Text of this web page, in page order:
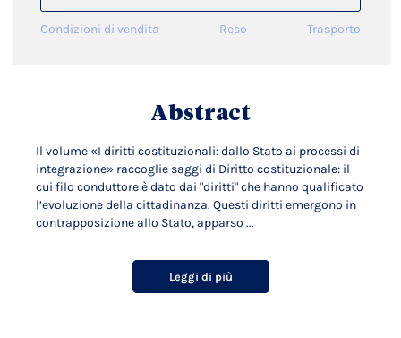
Condizioni di vendita Reso Trasporto
Abstract
Il volume «I diritti costituzionali: dallo Stato ai processi di
integrazione» raccoglie saggi di Diritto costituzionale: il
cui filo conduttore è dato dai "diritti" che hanno qualificato
l’evoluzione della cittadinanza. Questi diritti emergono in
contrapposizione allo Stato, apparso ...
Leggi di più